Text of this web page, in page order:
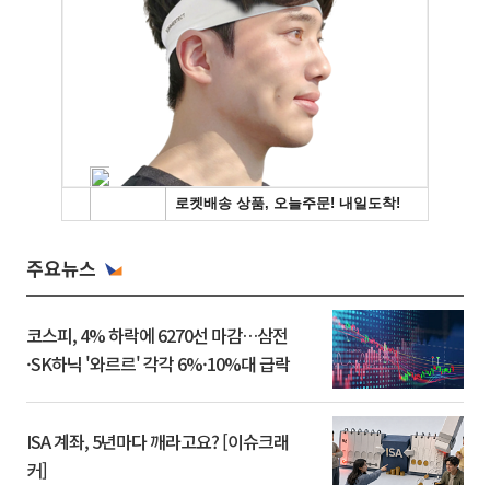
주요뉴스
코스피, 4% 하락에 6270선 마감…삼전
·SK하닉 '와르르' 각각 6%·10%대 급락
ISA 계좌, 5년마다 깨라고요? [이슈크래
커]